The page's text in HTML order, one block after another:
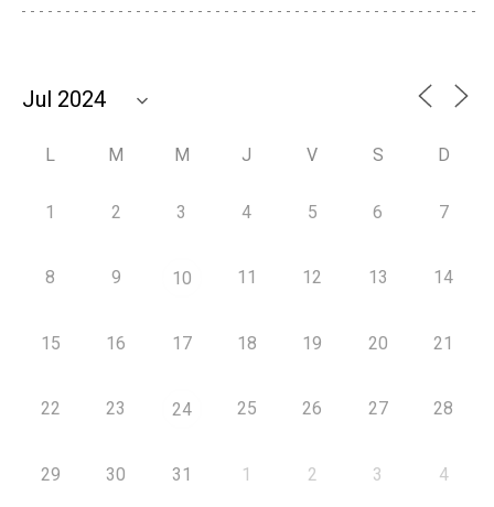
L M M J V S D
1 2 3 4 5 6 7
8 9 10 11 12 13 14
15 16 17 18 19 20 21
22 23 24 25 26 27 28
29 30 31 1 2 3 4